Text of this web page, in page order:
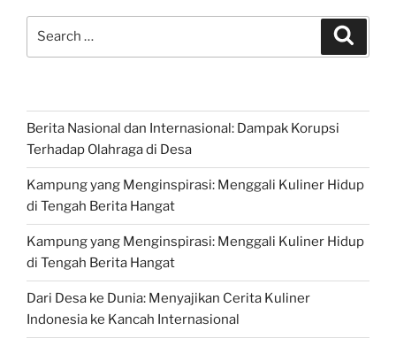
Berita Nasional dan Internasional: Dampak Korupsi
Terhadap Olahraga di Desa
Kampung yang Menginspirasi: Menggali Kuliner Hidup
di Tengah Berita Hangat
Kampung yang Menginspirasi: Menggali Kuliner Hidup
di Tengah Berita Hangat
Dari Desa ke Dunia: Menyajikan Cerita Kuliner
Indonesia ke Kancah Internasional